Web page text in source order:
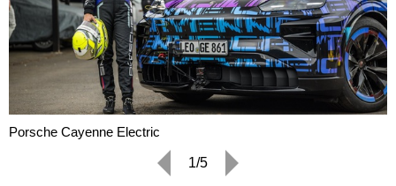
Porsche Cayenne Electric
1/5